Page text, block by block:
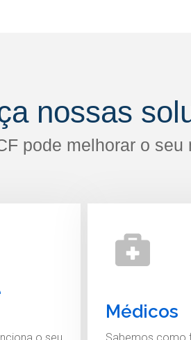
nossas
pode melhorar o seu
Médicos